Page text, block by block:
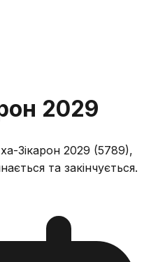
2029
Зікарон 2029 (5789),
та закінчується.